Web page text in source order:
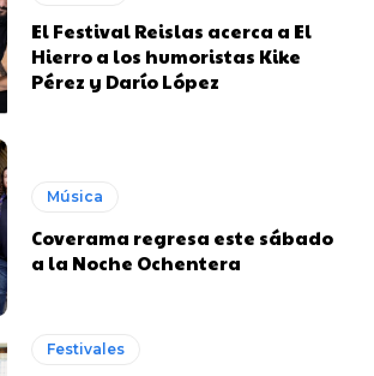
El Festival Reislas acerca a El
Hierro a los humoristas Kike
Pérez y Darío López
Música
Coverama regresa este sábado
a la Noche Ochentera
Festivales